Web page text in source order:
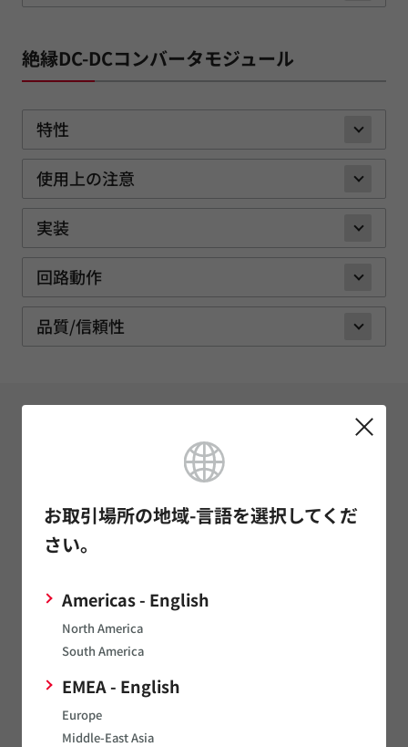
お取引場所の地域-言語を選択してくだ
さい。
Americas - English
North America
South America
EMEA - English
Europe
Middle-East Asia
絶縁DC-DCコンバータモジュール
特性
使用上の注意
実装
回路動作
品質/信頼性
コンデンサ（キャパシタ）
インダクタ（コイル）
ノイズ対策部品/EMI除去フィルタ/TVSダイオード
センサ
タイミングデバイス
発音部品
電源関連製品